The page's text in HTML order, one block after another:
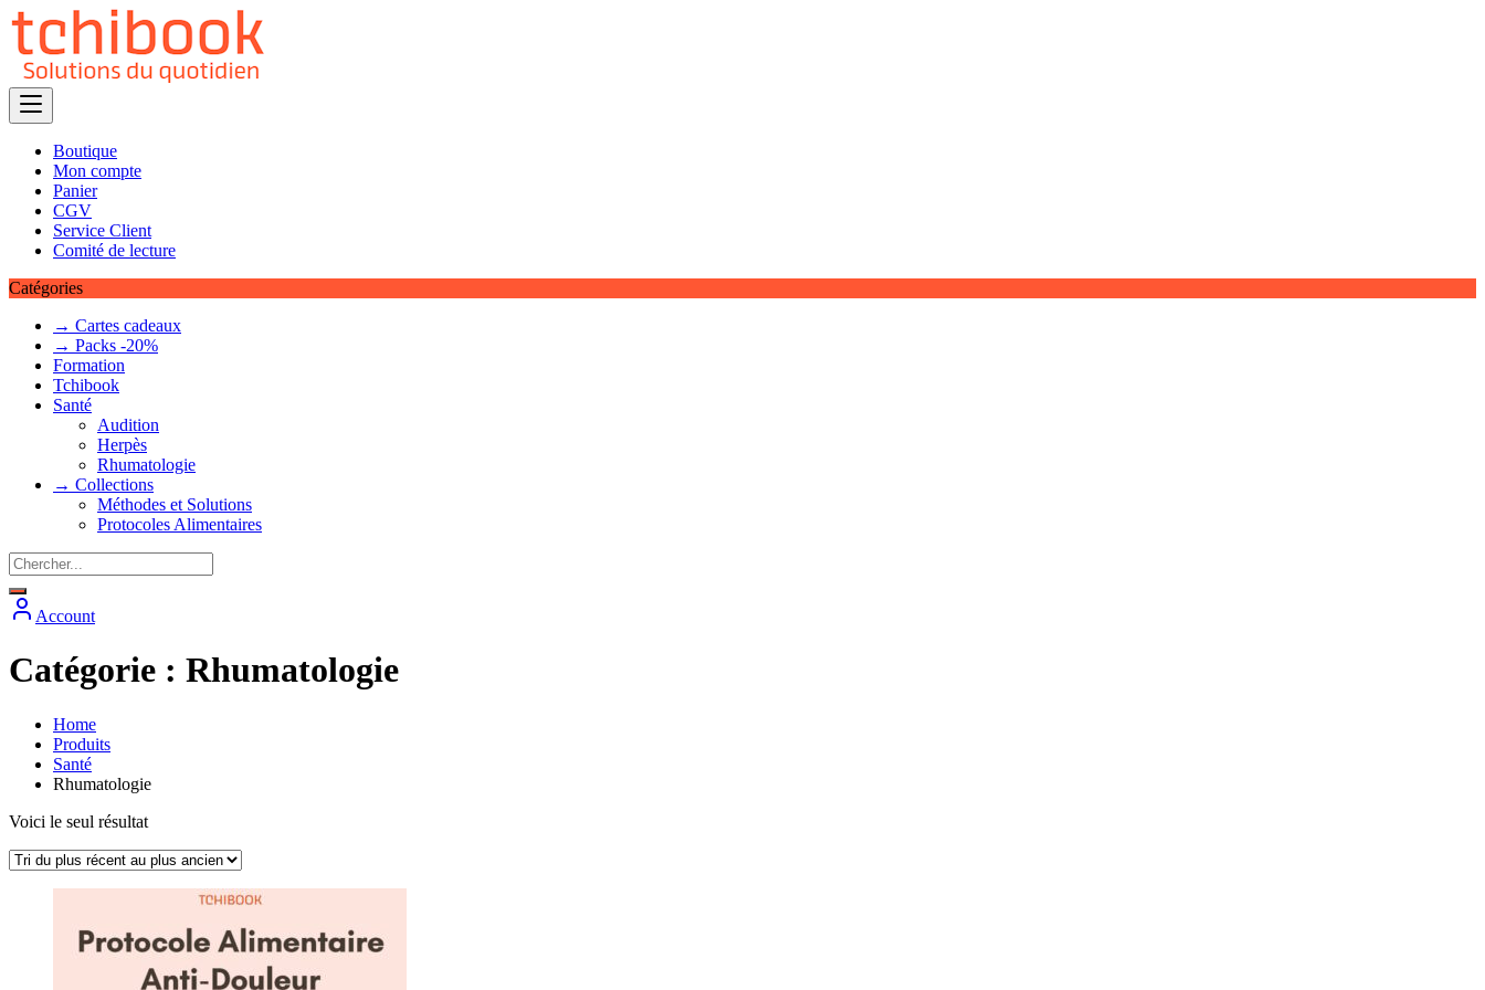
Skip
content
Boutique
Mon compte
Panier
CGV
Service Client
Comité de lecture
Catégories
→ Cartes cadeaux
→ Packs -20%
Formation
Tchibook
Santé
Audition
Herpès
Rhumatologie
→ Collections
Méthodes et Solutions
Protocoles Alimentaires
Account
Catégorie : Rhumatologie
Home
Produits
Santé
Rhumatologie
Voici le seul résultat